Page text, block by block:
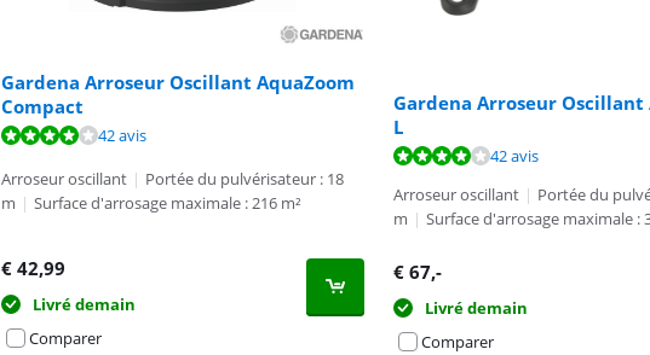
Gardena Arroseur Oscillant AquaZoom
Compact
La note est de 8,4 sur 10, basée sur 42 avis.
42 avis
Arroseur oscillant | Portée du pulvérisateur : 18
m | Surface d'arrosage maximale : 216 m²
€ 42,99
Livré demain
Comparer
Gardena Arroseur Oscillant
L
42 avis
Arroseur oscillant | Portée du
m | Surface d'arrosage maximale :
€ 67,-
Livré demain
Comparer